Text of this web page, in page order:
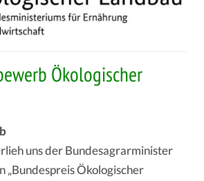
Ökologischer
uns der Bundesagrarminister
„Bundespreis Ökologischer